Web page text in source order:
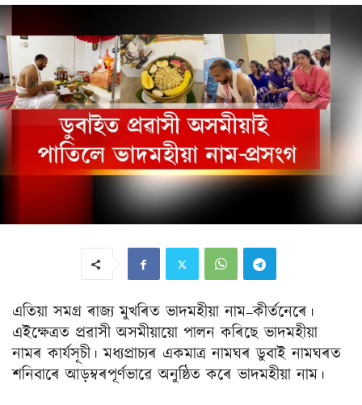
এতিয়া সমগ্র ৰাজ্য মুখৰিত ভাদমহীয়া নাম–কীৰ্তনেৰে।
এইক্ষেত্রত প্রৱাসী অসমীয়ায়ো পালন কৰিছে ভাদমহীয়া
নামৰ কাৰ্যসূচী। মধ্যপ্রাচ্যৰ একমাত্র নামঘৰ ডুবাই নামঘৰত
শনিবাৰে আড়ম্বৰপূৰ্ণভাৱে অনুষ্ঠিত কৰে ভাদমহীয়া নাম।